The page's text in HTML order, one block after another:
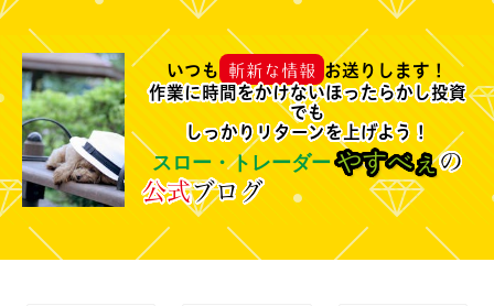
いつも 斬新な情報 お送りします！
作業に時間をかけないほったらかし投資
でも
しっかりリターンを上げよう！
スロー・トレーダー やすべぇの
公式ブログ